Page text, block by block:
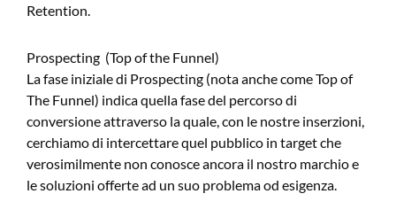
Retention.
Prospecting (Top of the Funnel)
La fase iniziale di Prospecting (nota anche come Top of
The Funnel) indica quella fase del percorso di
conversione attraverso la quale, con le nostre inserzioni,
cerchiamo di intercettare quel pubblico in target che
verosimilmente non conosce ancora il nostro marchio e
le soluzioni offerte ad un suo problema od esigenza.